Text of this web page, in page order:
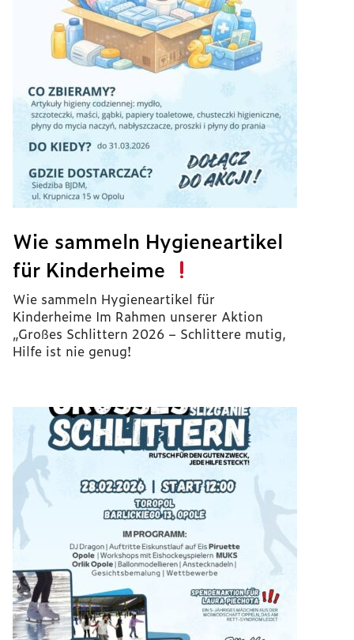
Wie sammeln Hygieneartikel
für Kinderheime
Wie sammeln Hygieneartikel für
Kinderheime Im Rahmen unserer Aktion
„Großes Schlittern 2026 – Schlittere mutig,
Hilfe ist nie genug!